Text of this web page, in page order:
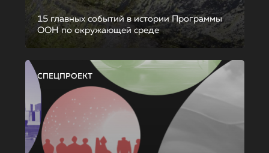
15 главных событий в истории Программы
ООН по окружающей среде
СПЕЦПРОЕКТ